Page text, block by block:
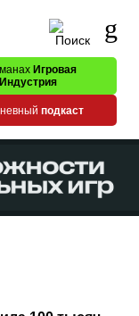
Игровая
Индустрия
подкаст